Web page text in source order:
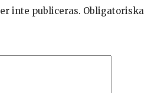
inte publiceras. Obligatoriska